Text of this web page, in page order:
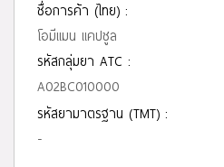
ชื่อการค้า (ไทย) :
โอมีแมน แคปซูล
รหัสกลุ่มยา ATC :
A02BC010000
รหัสยามาตรฐาน (TMT) :
-